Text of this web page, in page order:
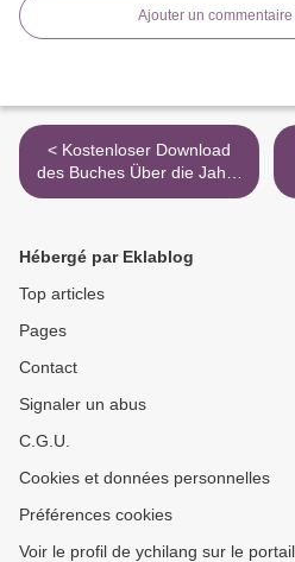
Ajouter un commentaire
< Kostenloser Download
des Buches Über die Jahre
Edith Foster
Hébergé par Eklablog
Top articles
Pages
Contact
Signaler un abus
C.G.U.
Cookies et données personnelles
Préférences cookies
Voir le profil de ychilang sur le